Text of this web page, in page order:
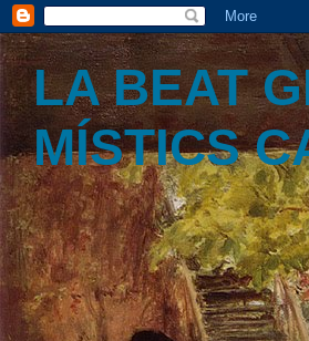
LA BEAT
MÍSTICS